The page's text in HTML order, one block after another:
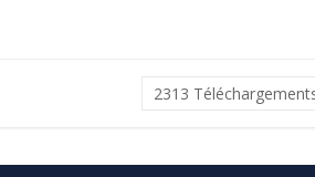
2313